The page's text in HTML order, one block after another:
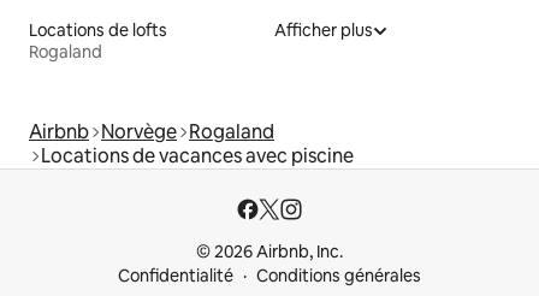
Locations de lofts
Rogaland
Afficher plus
Airbnb Norvège Rogaland
Locations de vacances avec piscine
© 2026 Airbnb, Inc.
Confidentialité
Conditions générales